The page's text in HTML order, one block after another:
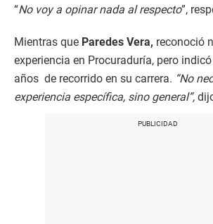
“No voy a opinar nada al respecto”,
Mientras que Paredes Vera, reconoció
experiencia en Procuraduría, pero
años de recorrido en su carrera. “No
experiencia específica, sino general”,